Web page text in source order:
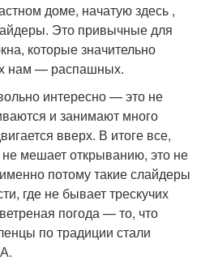
доме, начатую здесь ,
Это привычные для
которые значительно
нам — распашных.
интересно — это не
и занимают много
вверх. В итоге все,
не мешает открыванию, это не
потому такие слайдеры
где не бывает трескучих
погода — то, что
по традиции стали